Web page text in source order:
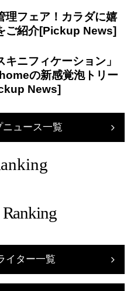
理フェア！カラダに嬉
ご紹介
ニフィケーション」
の新感覚泡トリー
ニュース一覧
イター一覧